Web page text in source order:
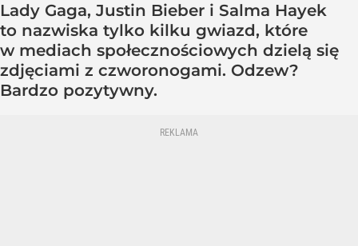
Lady Gaga, Justin Bieber i Salma Hayek
to nazwiska tylko kilku gwiazd, które
w mediach społecznościowych dzielą się
zdjęciami z czworonogami. Odzew?
Bardzo pozytywny.